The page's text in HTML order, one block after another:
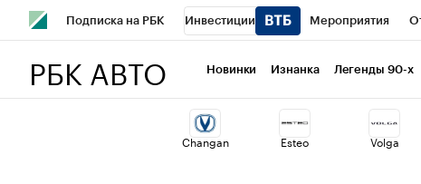
Подписка на РБК Инвестиции Мероприятия
РБК Бизнес-среда Дискуссионный клуб Исследования
Проверка контрагентов Политика
РБК АВТО Новинки Изнанка Легенды 90-х
Changan Esteo Volga